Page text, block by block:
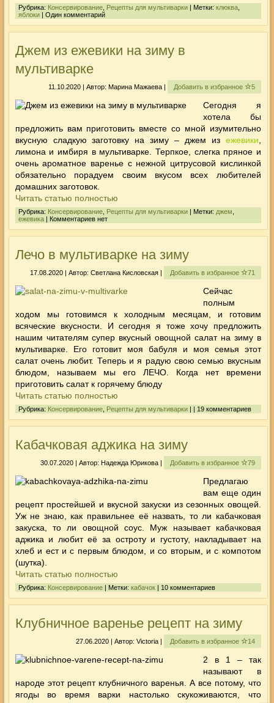
Рубрика: Консервирование, Рецепты для мультиварки| Метки: клюква,
яблоки| Один комментарий
Джем из ежевики на зиму в
мультиварке
11.10.2020 | Автор: Марина Мажаева | Добавить в избранное 5
Сегодня я
хотела бы
предложить вам приготовить вместе со мной изумительно
вкусную сладкую заготовку на зиму – джем из ежевики
лимона и имбиря в мультиварке. Терпкое, слегка пряное и
очень ароматное варенье с нежной цитрусовой кислинкой
обязательно порадуем своим вкусом всех любителей
домашних заготовок.
Читать статью полностью
Рубрика: Консервирование, Рецепты для мультиварки| Метки: джем
ежевика| Комментариев нет
Лечо в мультиварке на зиму
17.08.2020 | Автор: Светлана Кисловская | Добавить в избранное 71
Сейчас
полным
ходом мы готовимся к холодным месяцам, и готовим
всяческие вкусности. И сегодня я тоже хочу предложить
нашим читателям супер вкусный овощной салат на зиму в
мультиварке. Его готовит моя бабуля и моя семья этот
салат очень любит. Теперь и я радую свою семью вкусным
блюдом, называем мы егоЛЕЧО . Когда нет времени
приготовить салат к горячему блюду
Читать статью полностью
Рубрика: Консервирование, Рецепты для мультиварки| | 19 комментариев
Кабачковая аджика на зиму
30.07.2020 | Автор: Надежда Юрикова | Добавить в избранное 79
Предлагаю
вам еще один
рецепт простейшей и вкусной закуски из сезонных овощей.
Уж не знаю, как правильнее её назвать, то ли кабачковая
закуска, то ли овощной соус. Муж называет кабачковая
аджика и любит её за остроту и густоту, накладывает на
хлеб и ест и с первым блюдом, и со вторым, и с компотом
(шутка).
Читать статью полностью
Рубрика: Консервирование| Метки: кабачок| 10 комментариев
Клубничное варенье рецепт на зиму
27.06.2020 | Автор: Victoria | Добавить в избранное 14
2 в 1 – так
называют в
народе этот рецепт клубничного варенья. А все потому, что
ягоды во время варки настолько скукоживаются, что